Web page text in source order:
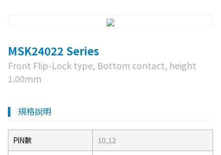
MSK24022 Series
Front Flip-Lock type, Bottom contact, height
1.00mm
規格說明
PIN數 10,12